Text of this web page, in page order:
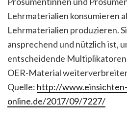
Lehrmaterialien konsumieren
Lehrmaterialien produzieren.
ansprechend und nützlich ist,
entscheidende Multiplikatoren
OER-Material
Quelle: http://www.einsichten-
online.de/2017/09/7227/